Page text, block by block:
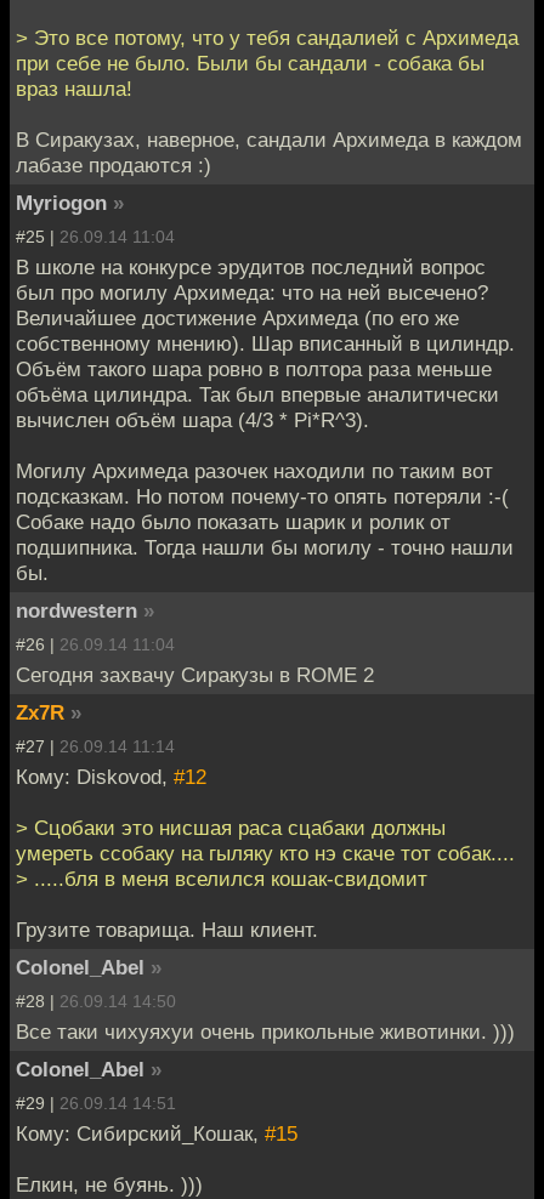
> Это все потому, что у тебя сандалией с Архимеда
при себе не было. Были бы сандали - собака бы
враз нашла!
В Сиракузах, наверное, сандали Архимеда в каждом
лабазе продаются :)
Myriogon »
#25 | 26.09.14 11:04
В школе на конкурсе эрудитов последний вопрос
был про могилу Архимеда: что на ней высечено?
Величайшее достижение Архимеда (по его же
собственному мнению). Шар вписанный в цилиндр.
Объём такого шара ровно в полтора раза меньше
объёма цилиндра. Так был впервые аналитически
вычислен объём шара (4/3 * Pi*R^3).
Могилу Архимеда разочек находили по таким вот
подсказкам. Но потом почему-то опять потеряли :-(
Собаке надо было показать шарик и ролик от
подшипника. Тогда нашли бы могилу - точно нашли
бы.
nordwestern »
#26 | 26.09.14 11:04
Сегодня захвачу Сиракузы в ROME 2
Zx7R »
#27 | 26.09.14 11:14
Кому: Diskovod, #12
> Сцобаки это нисшая раса сцабаки должны
умереть ссобаку на гыляку кто нэ скаче тот собак....
> .....бля в меня вселился кошак-свидомит
Грузите товарища. Наш клиент.
Colonel_Abel »
#28 | 26.09.14 14:50
Все таки чихуяхуи очень прикольные животинки. )))
Colonel_Abel »
#29 | 26.09.14 14:51
Кому: Сибирский_Кошак, #15
Елкин, не буянь. )))